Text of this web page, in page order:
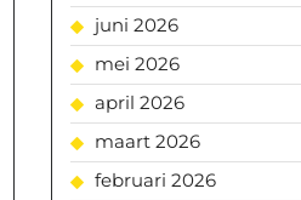
juni 2026
mei 2026
april 2026
maart 2026
februari 2026